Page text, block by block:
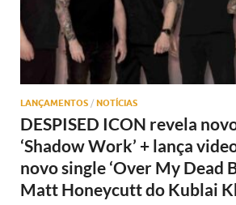
LANÇAMENTOS / NOTÍCIAS
DESPISED ICON revela
‘Shadow Work’ + lança
novo single ‘Over My Dead
Matt Honeycutt do Kublai